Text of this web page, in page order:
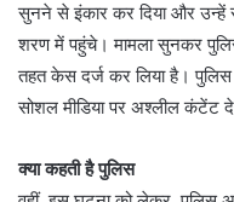
सुनने से इंकार कर दिया और उन्हें
शरण में पहुंचे। मामला सुनकर
तहत केस दर्ज कर लिया है। पुलिस
सोशल मीडिया पर अश्लील कंटेंट
क्या कहती है पुलिस